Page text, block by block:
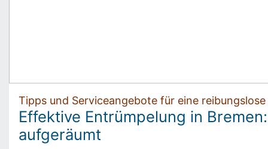
Tipps und Serviceangebote für eine
Effektive Entrümpelung in
aufgeräumt